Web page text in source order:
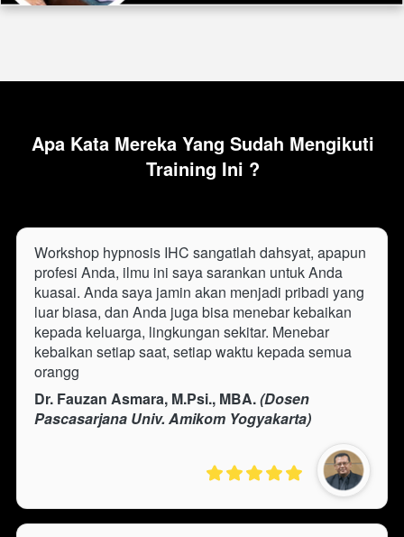
Apa Kata Mereka Yang Sudah Mengikuti
Training Ini ?
Workshop hypnosis IHC sangatlah dahsyat, apapun
profesi Anda, ilmu ini saya sarankan untuk Anda
kuasai. Anda saya jamin akan menjadi pribadi yang
luar biasa, dan Anda juga bisa menebar kebaikan
kepada keluarga, lingkungan sekitar. Menebar
kebaikan setiap saat, setiap waktu kepada semua
orangg
Dr. Fauzan Asmara, M.Psi., MBA. (Dosen
Pascasarjana Univ. Amikom Yogyakarta)